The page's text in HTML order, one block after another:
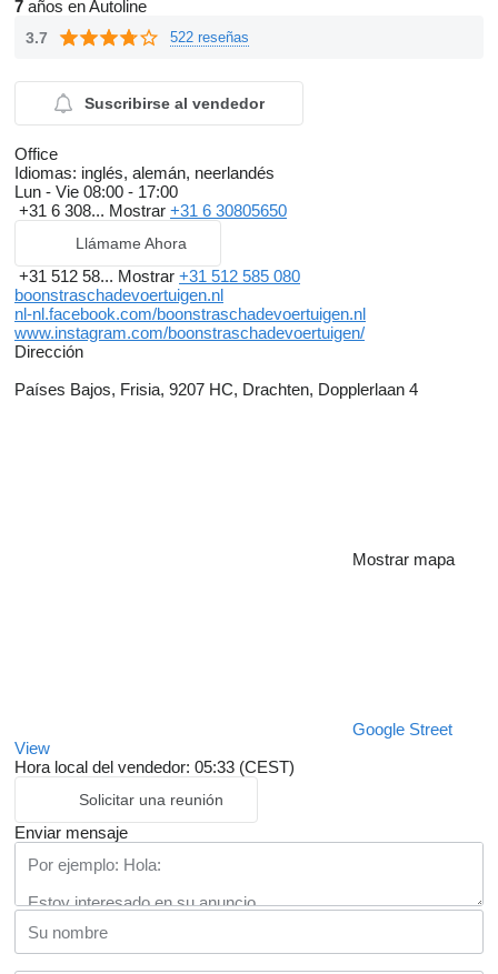
7 años en Autoline
3.7 522 reseñas
Suscribirse al vendedor
Office
Idiomas: inglés, alemán, neerlandés
Lun - Vie 08:00 - 17:00
+31 6 308... Mostrar +31 6 30805650
Llámame Ahora
+31 512 58... Mostrar +31 512 585 080
boonstraschadevoertuigen.nl
nl-nl.facebook.com/boonstraschadevoertuigen.nl
www.instagram.com/boonstraschadevoertuigen/
Dirección
Países Bajos, Frisia, 9207 HC, Drachten, Dopplerlaan 4
Mostrar mapa
Google Street
View
Hora local del vendedor: 05:33 (CEST)
Solicitar una reunión
Enviar mensaje